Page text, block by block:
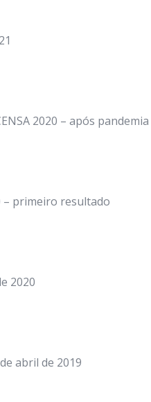
2020 – após pandemia
– primeiro resultado
2020
abril de 2019